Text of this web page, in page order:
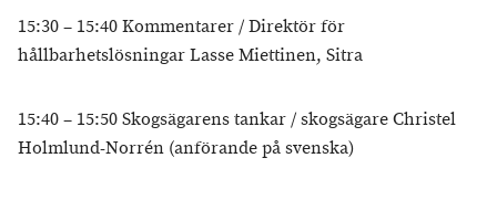
15:30 – 15:40 Kommentarer / Direktör för
hållbarhetslösningar Lasse Miettinen, Sitra
15:40 – 15:50 Skogsägarens tankar / skogsägare Christel
Holmlund-Norrén (anförande på svenska)